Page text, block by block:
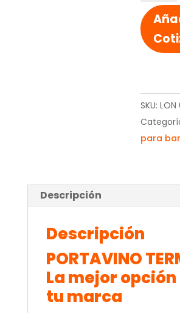
SKU:LON
para bar
Descripción
Descripción
PORTAVINO
La mejor
tu marca